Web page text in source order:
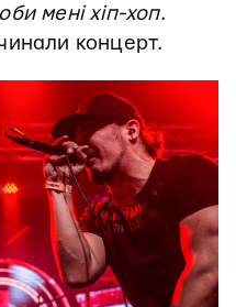
мені хіп-хоп.
концерт.